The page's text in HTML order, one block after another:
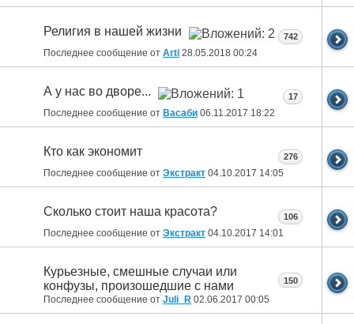
Религия в нашей жизни
Последнее сообщение от Arti 28.05.2018 00:24
742
А у нас во дворе...
Последнее сообщение от Васаби 06.11.2017 18:22
17
Кто как экономит
Последнее сообщение от Экстракт 04.10.2017 14:05
276
Сколько стоит наша красота?
Последнее сообщение от Экстракт 04.10.2017 14:01
106
Курьезные, смешные случаи или
конфузы, произошедшие с нами
Последнее сообщение от Juli_R 02.06.2017 00:05
150